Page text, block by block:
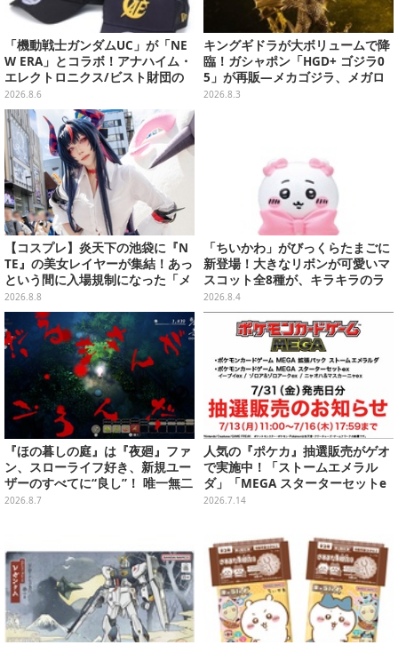
「機動戦士ガンダムUC」が「NE
W ERA」とコラボ！アナハイム・
エレクトロニクス/ビスト財団の
キャップが予約開始
2026.8.6
キングギドラが大ボリュームで降
臨！ガシャポン「HGD+ ゴジラ0
5」が再販―メカゴジラ、メガロ
なども揃った全4種
2026.8.3
【コスプレ】炎天下の池袋に『N
TE』の美女レイヤーが集結！あっ
という間に入場規制になった「メ
ェメェ村の大冒険」をレポート
【写真28枚】
2026.8.8
「ちいかわ」がびっくらたまごに
新登場！大きなリボンが可愛いマ
スコット全8種が、キラキラのラ
メ入り入浴剤から飛び出す
2026.8.4
『ほの暮しの庭』は『夜廻』ファ
ン、スローライフ好き、新規ユー
ザーのすべてに“良し”！ 唯一無二
の「不穏生活シム」恐怖も暮らし
2026.8.7
人気の『ポケカ』抽選販売がゲオ
で実施中！「ストームエメラル
ダ」「MEGA スターターセットe
x」各種の全4商品
2026.7.14